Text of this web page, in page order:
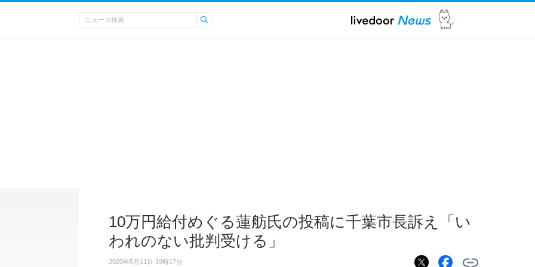
10万円給付めぐる蓮舫氏の投稿に千葉市長訴え「い
われのない批判受ける」
2020年5月11日 19時17分